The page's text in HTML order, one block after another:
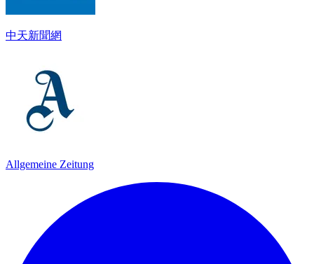
中天新聞網
Allgemeine Zeitung